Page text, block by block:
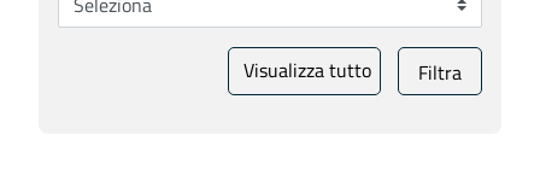
Visualizza tutto Filtra